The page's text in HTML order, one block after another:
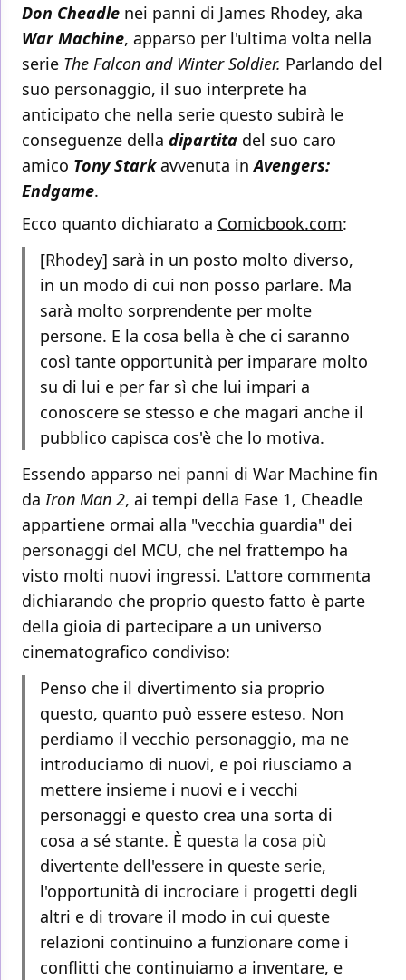
Don Cheadle nei panni di James Rhodey, aka
War Machine, apparso per l'ultima volta nella
serie The Falcon and Winter Soldier. Parlando del
suo personaggio, il suo interprete ha
anticipato che nella serie questo subirà le
conseguenze della dipartita del suo caro
amico Tony Starkavvenuta in Avengers:
Endgame.
Ecco quanto dichiarato a Comicbook.com:
[Rhodey] sarà in un posto molto diverso,
in un modo di cui non posso parlare. Ma
sarà molto sorprendente per molte
persone. E la cosa bella è che ci saranno
così tante opportunità per imparare molto
su di lui e per far sì che lui impari a
conoscere se stesso e che magari anche il
pubblico capisca cos'è che lo motiva.
Essendo apparso nei panni di War Machine fin
daIron Man 2, ai tempi della Fase 1, Cheadle
appartiene ormai alla "vecchia guardia" dei
personaggi del MCU, che nel frattempo ha
visto molti nuovi ingressi. L'attore commenta
dichiarando che proprio questo fatto è parte
della gioia di partecipare a un universo
cinematografico condiviso:
Penso che il divertimento sia proprio
questo, quanto può essere esteso. Non
perdiamo il vecchio personaggio, ma ne
introduciamo di nuovi, e poi riusciamo a
mettere insieme i nuovi e i vecchi
personaggi e questo crea una sorta di
cosa a sé stante. È questa la cosa più
divertente dell'essere in queste serie,
l'opportunità di incrociare i progetti degli
altri e di trovare il modo in cui queste
relazioni continuino a funzionare come i
conflitti che continuiamo a inventare, e